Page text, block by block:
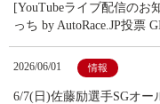
[YouTubeライブ配信の
っち by AutoRace.JP投票
2026/06/01 情報
6/7(日)佐藤励選手SGオ